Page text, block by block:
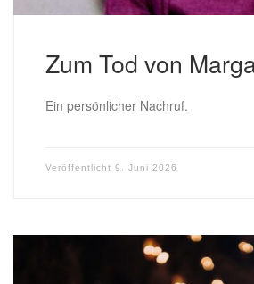
Zum Tod von
Ein persönlicher Nachruf.
Veröffentlicht 9. Juni 2026